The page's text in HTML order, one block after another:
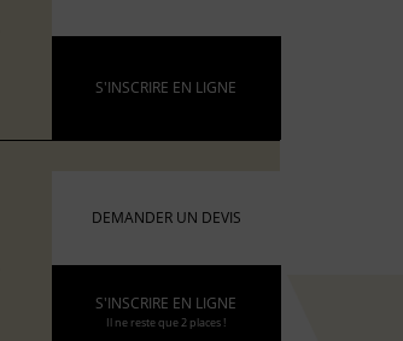
S'INSCRIRE EN LIGNE
DEMANDER UN DEVIS
S'INSCRIRE EN LIGNE
Il ne reste que 2 places !